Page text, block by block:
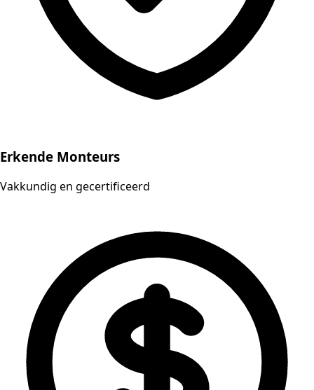
Erkende Monteurs
Vakkundig en gecertificeerd